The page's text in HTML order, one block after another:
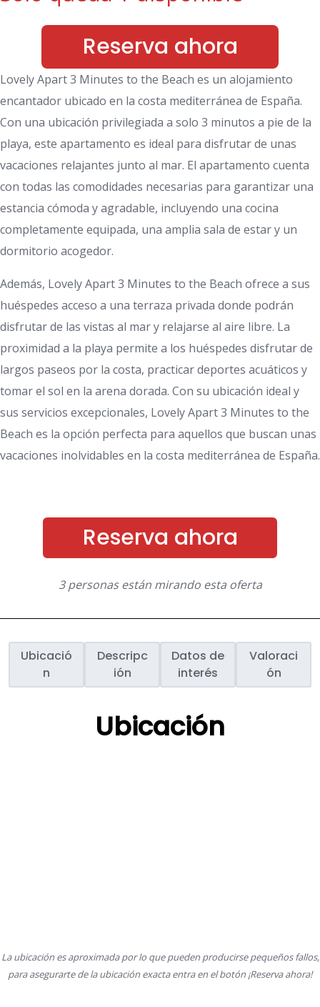
Reserva ahora
Lovely Apart 3 Minutes to the Beach es un alojamiento
encantador ubicado en la costa mediterránea de España.
Con una ubicación privilegiada a solo 3 minutos a pie de la
playa, este apartamento es ideal para disfrutar de unas
vacaciones relajantes junto al mar. El apartamento cuenta
con todas las comodidades necesarias para garantizar una
estancia cómoda y agradable, incluyendo una cocina
completamente equipada, una amplia sala de estar y un
dormitorio acogedor.
Además, Lovely Apart 3 Minutes to the Beach ofrece a sus
huéspedes acceso a una terraza privada donde podrán
disfrutar de las vistas al mar y relajarse al aire libre. La
proximidad a la playa permite a los huéspedes disfrutar de
largos paseos por la costa, practicar deportes acuáticos y
tomar el sol en la arena dorada. Con su ubicación ideal y
sus servicios excepcionales, Lovely Apart 3 Minutes to the
Beach es la opción perfecta para aquellos que buscan unas
vacaciones inolvidables en la costa mediterránea de España.
Reserva ahora
3 personas están mirando esta oferta
Ubicació
n
Descripc
ión
Datos de
interés
Valoraci
ón
Ubicación
La ubicación es aproximada por lo que pueden producirse pequeños fallos,
para asegurarte de la ubicación exacta entra en el botón ¡Reserva ahora!